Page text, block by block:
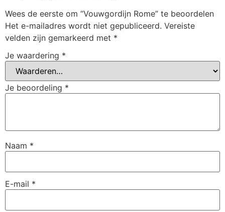
Wees de eerste om “Vouwgordijn Rome” te beoordelen
Het e-mailadres wordt niet gepubliceerd. Vereiste
velden zijn gemarkeerd met *
Je waardering *
Je beoordeling *
Naam *
E-mail *